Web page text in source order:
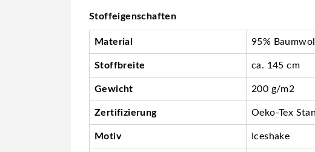
Stoffeigenschaften
Material 95%
Stoffbreite ca. 145 cm
Gewicht 200 g/m2
Zertifizierung Oeko-Tex
Motiv Iceshake